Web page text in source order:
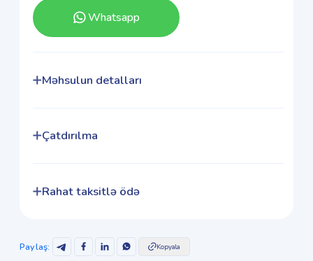
Whatsapp
Məhsulun detalları
Çatdırılma
Rahat taksitlə ödə
Paylaş: Kopyala